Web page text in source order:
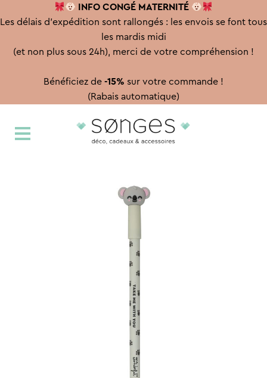
INFO CONGÉ MATERNITÉ
Les délais d'expédition sont rallongés : les envois se font tous
les mardis midi
(et non plus sous 24h), merci de votre compréhension !
Bénéficiez de -15% sur votre commande !
(Rabais automatique)
à
au